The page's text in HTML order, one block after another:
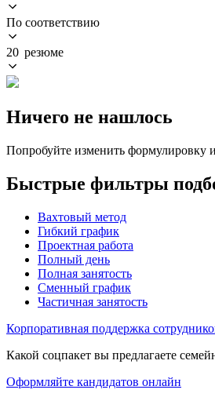
По соответствию
20 резюме
Ничего не нашлось
Попробуйте изменить формулировку
Быстрые фильтры
Вахтовый метод
Гибкий график
Проектная работа
Полный день
Полная занятость
Сменный график
Частичная занятость
Корпоративная поддержка
Какой соцпакет вы предлагаете
Оформляйте кандидатов онлайн